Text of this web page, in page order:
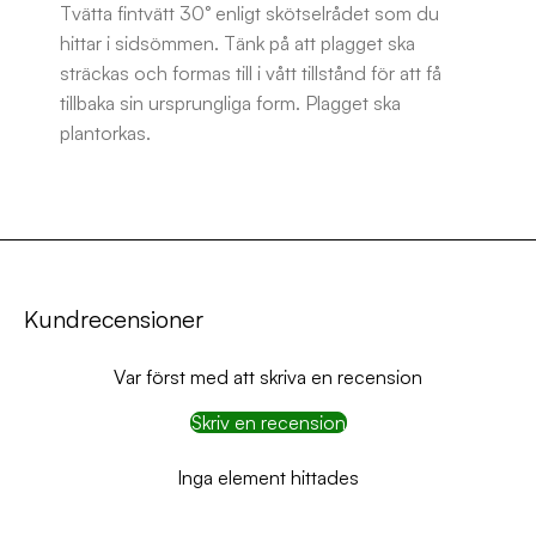
Tvätta fintvätt 30° enligt skötselrådet som du
hittar i sidsömmen. Tänk på att plagget ska
sträckas och formas till i vått tillstånd för att få
tillbaka sin ursprungliga form. Plagget ska
plantorkas.
Kundrecensioner
Var först med att skriva en recension
Skriv en recension
Inga element hittades